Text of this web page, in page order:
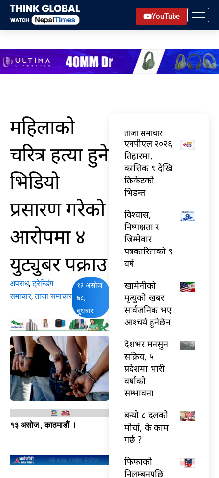
Skip
content
YouTube
महिलाको
चरित्र हत्या हुने
भिडियाे
प्रसारण गरेको
आरोपमा ४
युट्युबर पक्राउ
अपराध,ट्रेन्डिंग
समाचार,ताजा समाचार
१३ असोज
७८,
बुधबार
१३ असोज , काठमाडौं ।
ताजा समाचार
एनपीएल २०२६
तिहारमा,
कात्तिक ९ देखि
क्रिकेटको
भिडन्त
विश्वास,
निष्पक्षता र
जिम्मेवार
पत्रकारिताको ९
वर्ष
खामेनीको
मृत्युको खबर
सार्वजनिक भए
आश्चर्य हुनेछैन
देशभर मनसुन
सक्रिय, ५
प्रदेशमा भारी
वर्षाको
सम्भावना
बन्यो ८ दलको
मोर्चा, के काम
गर्छ ?
फिफाको
निलम्बनपछि